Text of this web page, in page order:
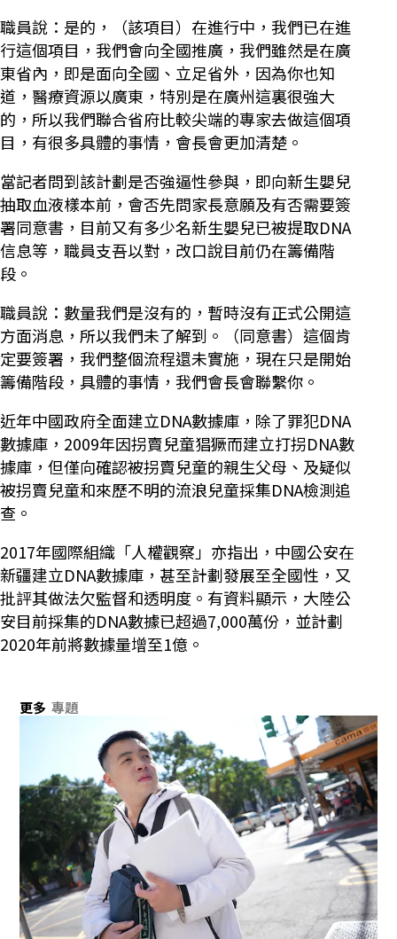
職員說：是的，（該項目）在進行中，我們已在進
行這個項目，我們會向全國推廣，我們雖然是在廣
東省內，即是面向全國、立足省外，因為你也知
道，醫療資源以廣東，特別是在廣州這裏很強大
的，所以我們聯合省府比較尖端的專家去做這個項
目，有很多具體的事情，會長會更加清楚。
當記者問到該計劃是否強逼性參與，即向新生嬰兒
抽取血液樣本前，會否先問家長意願及有否需要簽
署同意書，目前又有多少名新生嬰兒已被提取DNA
信息等，職員支吾以對，改口說目前仍在籌備階
段。
職員說：數量我們是沒有的，暫時沒有正式公開這
方面消息，所以我們未了解到。（同意書）這個肯
定要簽署，我們整個流程還未實施，現在只是開始
籌備階段，具體的事情，我們會長會聯繫你。
近年中國政府全面建立DNA數據庫，除了罪犯DNA
數據庫，2009年因拐賣兒童猖獗而建立打拐DNA數
據庫，但僅向確認被拐賣兒童的親生父母、及疑似
被拐賣兒童和來歷不明的流浪兒童採集DNA檢測追
查。
2017年國際組織「人權觀察」亦指出，中國公安在
新疆建立DNA數據庫，甚至計劃發展至全國性，又
批評其做法欠監督和透明度。有資料顯示，大陸公
安目前採集的DNA數據已超過7,000萬份，並計劃
2020年前將數據量增至1億。
更多 專題